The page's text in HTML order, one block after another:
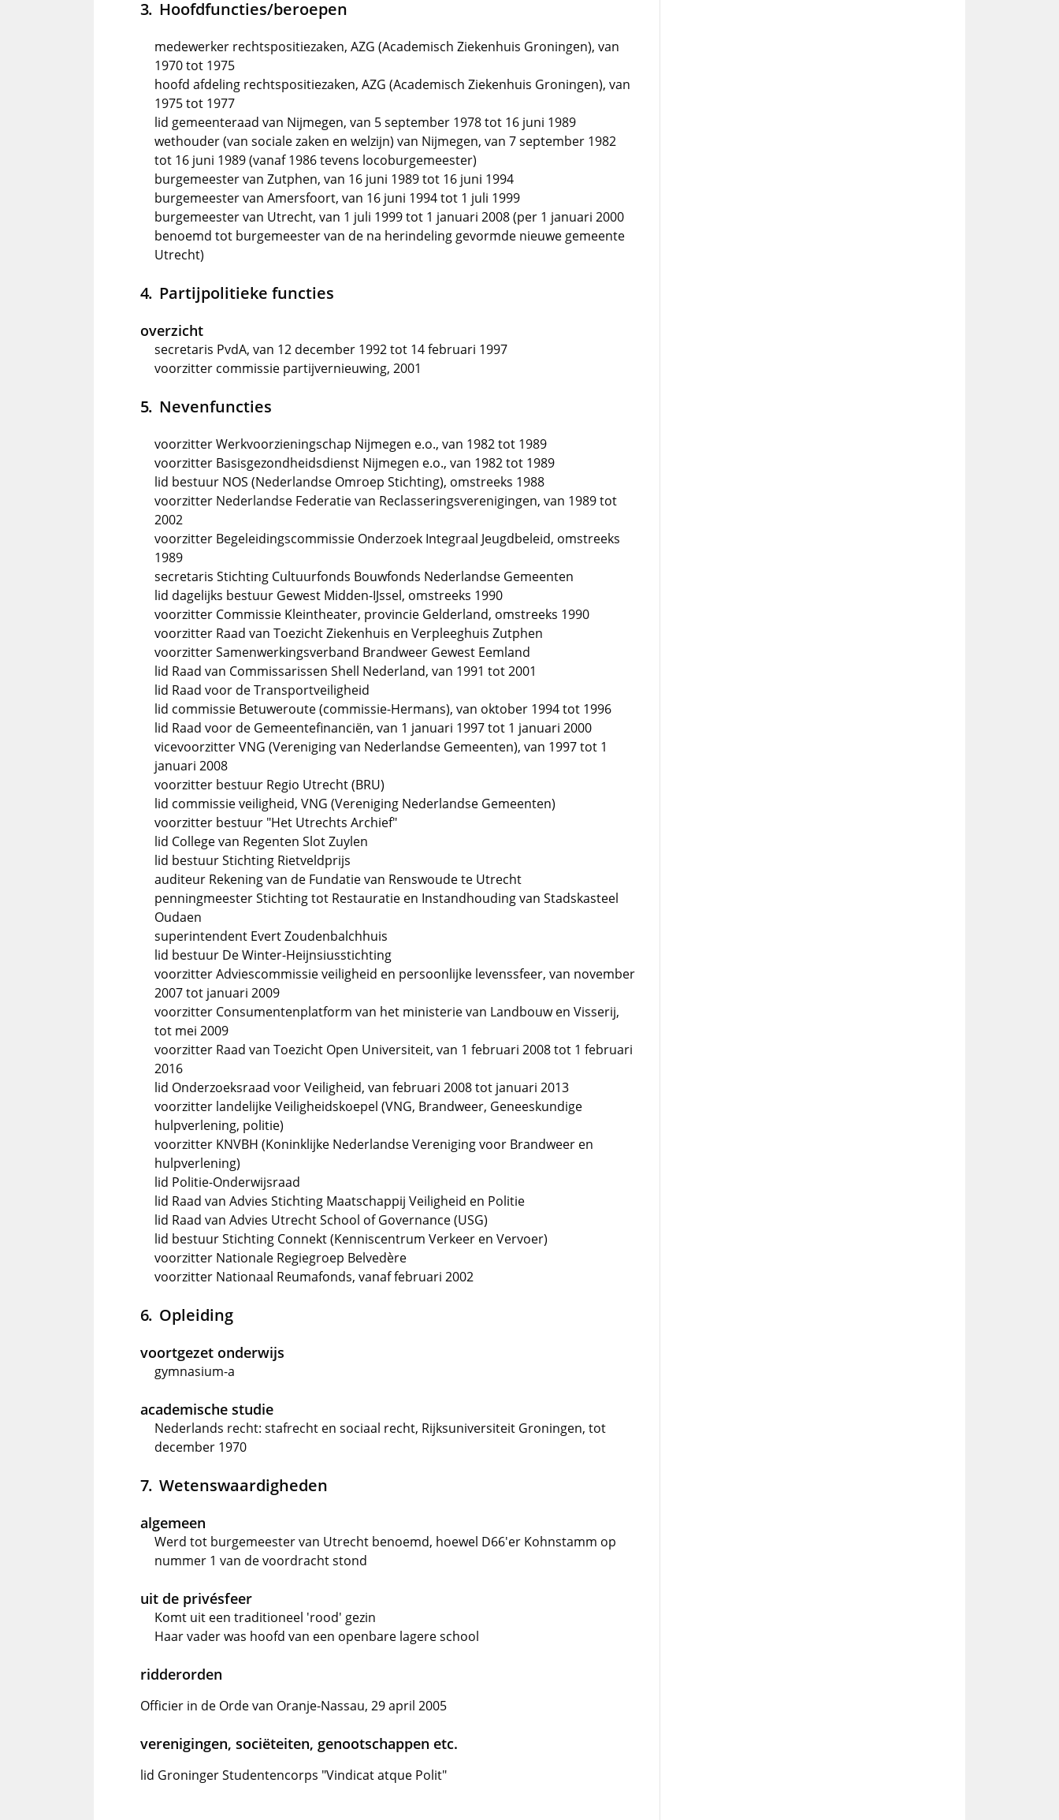
Hoofdfuncties/beroepen
medewerker rechtspositiezaken, AZG (Academisch Ziekenhuis Groningen), van
1970 tot 1975
hoofd afdeling rechtspositiezaken, AZG (Academisch Ziekenhuis Groningen), van
1975 tot 1977
lid gemeenteraad van Nijmegen, van 5 september 1978 tot 16 juni 1989
wethouder (van sociale zaken en welzijn) van Nijmegen, van 7 september 1982
tot 16 juni 1989 (vanaf 1986 tevens locoburgemeester)
burgemeester van Zutphen, van 16 juni 1989 tot 16 juni 1994
burgemeester van Amersfoort, van 16 juni 1994 tot 1 juli 1999
burgemeester van Utrecht, van 1 juli 1999 tot 1 januari 2008 (per 1 januari 2000
benoemd tot burgemeester van de na herindeling gevormde nieuwe gemeente
Utrecht)
Partijpolitieke functies
overzicht
secretaris PvdA, van 12 december 1992 tot 14 februari 1997
voorzitter commissie partijvernieuwing, 2001
Nevenfuncties
voorzitter Werkvoorzieningschap Nijmegen e.o., van 1982 tot 1989
voorzitter Basisgezondheidsdienst Nijmegen e.o., van 1982 tot 1989
lid bestuur NOS (Nederlandse Omroep Stichting), omstreeks 1988
voorzitter Nederlandse Federatie van Reclasseringsverenigingen, van 1989 tot
2002
voorzitter Begeleidingscommissie Onderzoek Integraal Jeugdbeleid, omstreeks
1989
secretaris Stichting Cultuurfonds Bouwfonds Nederlandse Gemeenten
lid dagelijks bestuur Gewest Midden-IJssel, omstreeks 1990
voorzitter Commissie Kleintheater, provincie Gelderland, omstreeks 1990
voorzitter Raad van Toezicht Ziekenhuis en Verpleeghuis Zutphen
voorzitter Samenwerkingsverband Brandweer Gewest Eemland
lid Raad van Commissarissen Shell Nederland, van 1991 tot 2001
lid Raad voor de Transportveiligheid
lid commissie Betuweroute (commissie-Hermans), van oktober 1994 tot 1996
lid Raad voor de Gemeentefinanciën, van 1 januari 1997 tot 1 januari 2000
vicevoorzitter VNG (Vereniging van Nederlandse Gemeenten), van 1997 tot 1
januari 2008
voorzitter bestuur Regio Utrecht (BRU)
lid commissie veiligheid, VNG (Vereniging Nederlandse Gemeenten)
voorzitter bestuur "Het Utrechts Archief"
lid College van Regenten Slot Zuylen
lid bestuur Stichting Rietveldprijs
auditeur Rekening van de Fundatie van Renswoude te Utrecht
penningmeester Stichting tot Restauratie en Instandhouding van Stadskasteel
Oudaen
superintendent Evert Zoudenbalchhuis
lid bestuur De Winter-Heijnsiusstichting
voorzitter Adviescommissie veiligheid en persoonlijke levenssfeer, van november
2007 tot januari 2009
voorzitter Consumentenplatform van het ministerie van Landbouw en Visserij,
tot mei 2009
voorzitter Raad van Toezicht Open Universiteit, van 1 februari 2008 tot 1 februari
2016
lid Onderzoeksraad voor Veiligheid, van februari 2008 tot januari 2013
voorzitter landelijke Veiligheidskoepel (VNG, Brandweer, Geneeskundige
hulpverlening, politie)
voorzitter KNVBH (Koninklijke Nederlandse Vereniging voor Brandweer en
hulpverlening)
lid Politie-Onderwijsraad
lid Raad van Advies Stichting Maatschappij Veiligheid en Politie
lid Raad van Advies Utrecht School of Governance (USG)
lid bestuur Stichting Connekt (Kenniscentrum Verkeer en Vervoer)
voorzitter Nationale Regiegroep Belvedère
voorzitter Nationaal Reumafonds, vanaf februari 2002
Opleiding
voortgezet onderwijs
gymnasium-a
academische studie
Nederlands recht: stafrecht en sociaal recht, Rijksuniversiteit Groningen, tot
december 1970
Wetenswaardigheden
algemeen
Werd tot burgemeester van Utrecht benoemd, hoewel D66'er Kohnstamm op
nummer 1 van de voordracht stond
uit de privésfeer
Komt uit een traditioneel 'rood' gezin
Haar vader was hoofd van een openbare lagere school
ridderorden
Officier in de Orde van Oranje-Nassau, 29 april 2005
verenigingen, sociëteiten, genootschappen etc.
lid Groninger Studentencorps "Vindicat atque Polit"